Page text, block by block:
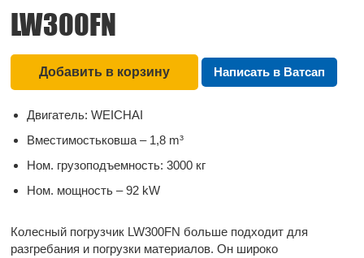
0
шт
О
КОМПАНИИ
КОНТАКТЫ
LW300FN
Добавить в корзину Написать в Ватсап
Двигатель: WEICHAI
Вместимостьковша – 1,8 m³
Ном. грузоподъемность: 3000 кг
Ном. мощность – 92 kW
Колесный погрузчик LW300FN больше подходит для
разгребания и погрузки материалов. Он широко